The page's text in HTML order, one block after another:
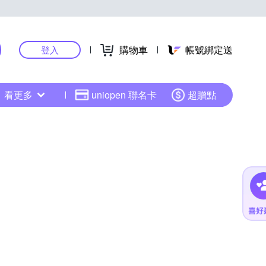
登入 購物車 帳號綁定送
看更多 uniopen 聯名卡 超贈點